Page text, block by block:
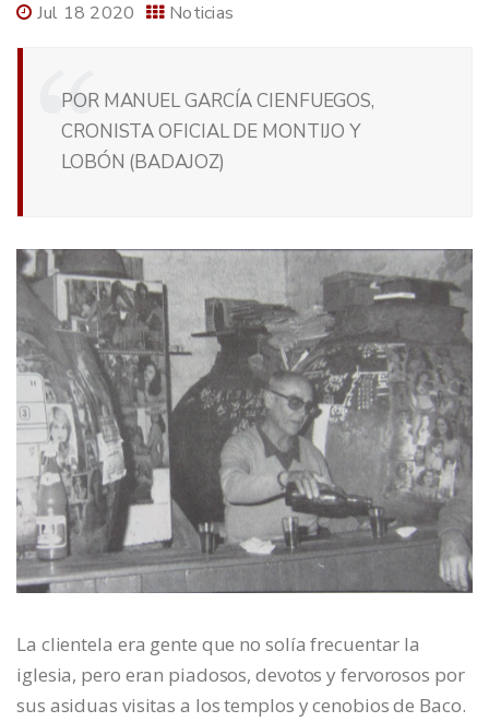
Jul 18 2020 Noticias
POR MANUEL GARCÍA CIENFUEGOS,
CRONISTA OFICIAL DE MONTIJO Y
LOBÓN (BADAJOZ)
La clientela era gente que no solía frecuentar la
iglesia, pero eran piadosos, devotos y fervorosos por
sus asiduas visitas a los templos y cenobios de Baco.